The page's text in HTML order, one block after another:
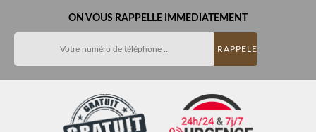
ON VOUS RAPPELLE IMMEDIATEMENT